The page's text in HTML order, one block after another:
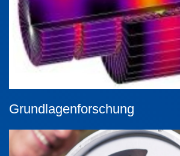
Grundlagenforschung